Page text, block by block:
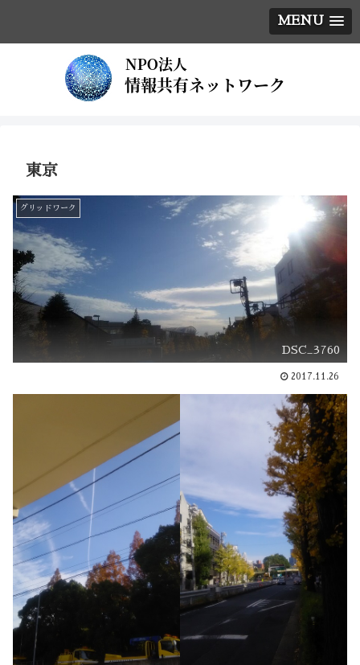
MENU
東京
グリッドワーク
DSC_3760
2017.11.26